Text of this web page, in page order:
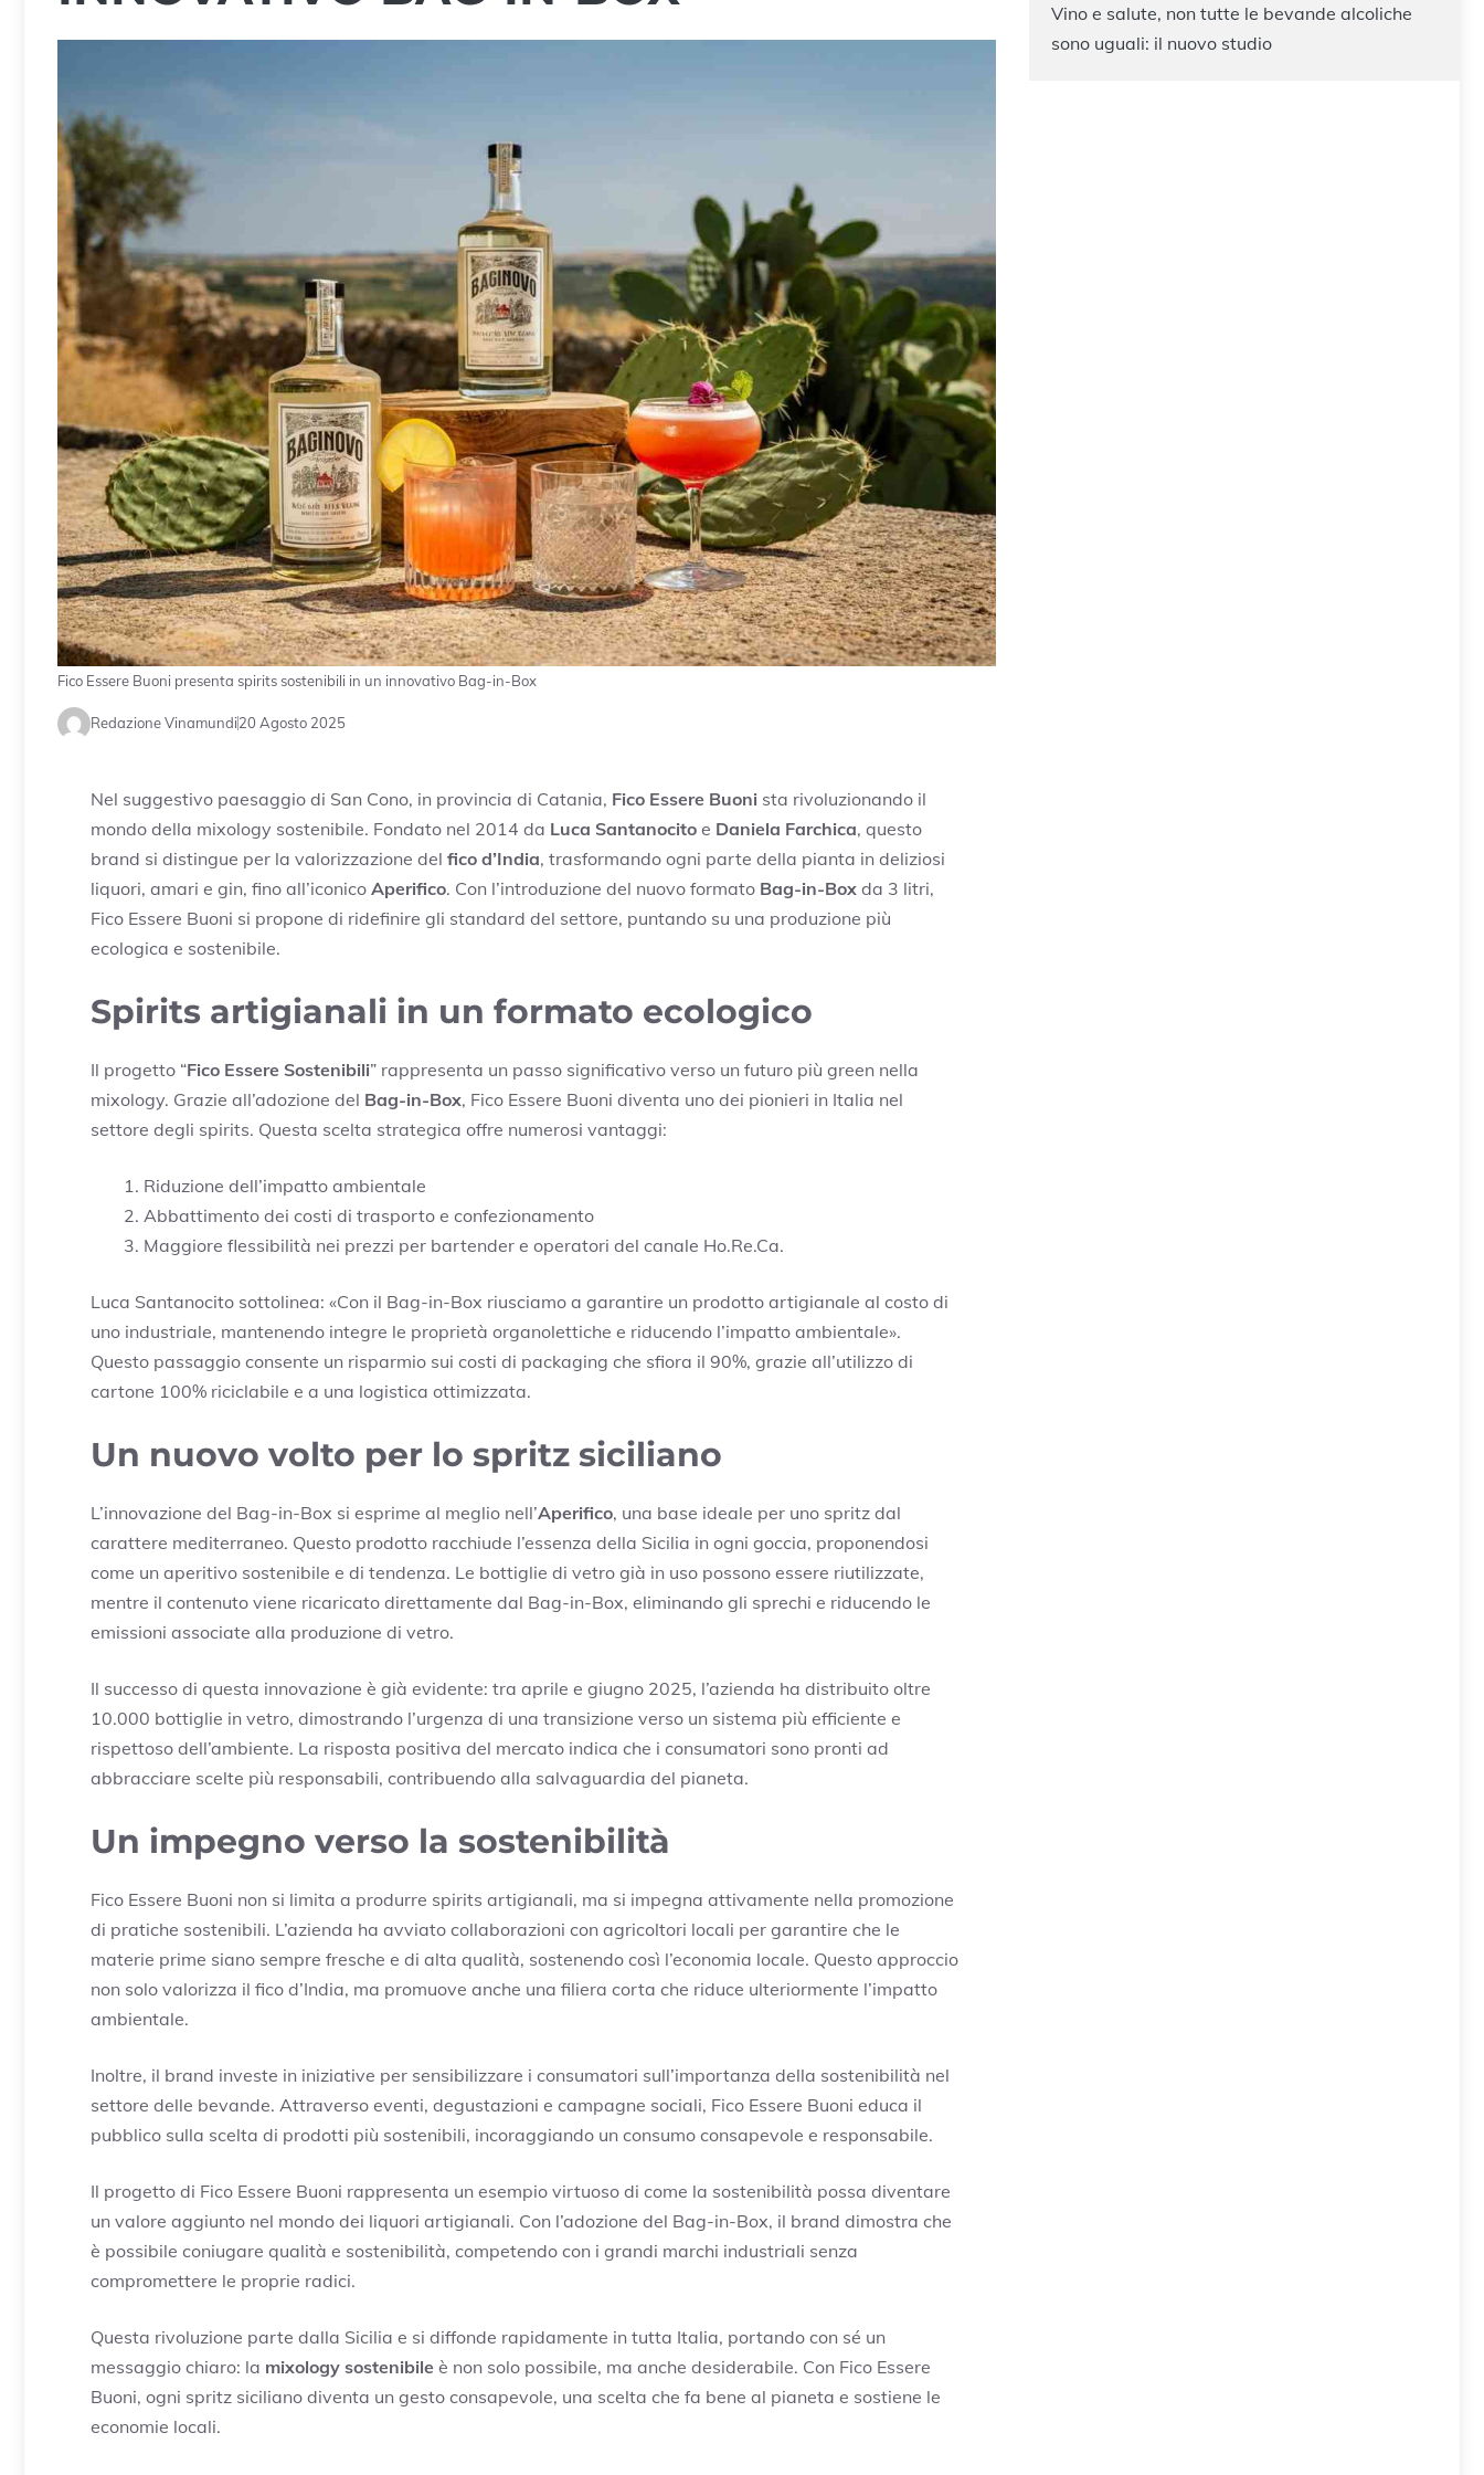
Fico Essere Buoni presenta spirits sostenibili in un innovativo Bag-in-Box
Redazione Vinamundi20 Agosto 2025
Nel suggestivo paesaggio di San Cono, in provincia di Catania, Fico Essere Buoni sta rivoluzionando il
mondo della mixology sostenibile. Fondato nel 2014 da Luca Santanocito e Daniela Farchica, questo
brand si distingue per la valorizzazione del fico d’India, trasformando ogni parte della pianta in deliziosi
liquori, amari e gin, fino all’iconico Aperifico. Con l’introduzione del nuovo formato Bag-in-Box da 3 litri,
Fico Essere Buoni si propone di ridefinire gli standard del settore, puntando su una produzione più
ecologica e sostenibile.
Spirits artigianali in un formato ecologico
Il progetto “Fico Essere Sostenibili” rappresenta un passo significativo verso un futuro più green nella
mixology. Grazie all’adozione del Bag-in-Box, Fico Essere Buoni diventa uno dei pionieri in Italia nel
settore degli spirits. Questa scelta strategica offre numerosi vantaggi:
Riduzione dell’impatto ambientale
Abbattimento dei costi di trasporto e confezionamento
Maggiore flessibilità nei prezzi per bartender e operatori del canale Ho.Re.Ca.
Luca Santanocito sottolinea: «Con il Bag-in-Box riusciamo a garantire un prodotto artigianale al costo di
uno industriale, mantenendo integre le proprietà organolettiche e riducendo l’impatto ambientale».
Questo passaggio consente un risparmio sui costi di packaging che sfiora il 90%, grazie all’utilizzo di
cartone 100% riciclabile e a una logistica ottimizzata.
Un nuovo volto per lo spritz siciliano
L’innovazione del Bag-in-Box si esprime al meglio nell’Aperifico, una base ideale per uno spritz dal
carattere mediterraneo. Questo prodotto racchiude l’essenza della Sicilia in ogni goccia, proponendosi
come un aperitivo sostenibile e di tendenza. Le bottiglie di vetro già in uso possono essere riutilizzate,
mentre il contenuto viene ricaricato direttamente dal Bag-in-Box, eliminando gli sprechi e riducendo le
emissioni associate alla produzione di vetro.
Il successo di questa innovazione è già evidente: tra aprile e giugno 2025, l’azienda ha distribuito oltre
10.000 bottiglie in vetro, dimostrando l’urgenza di una transizione verso un sistema più efficiente e
rispettoso dell’ambiente. La risposta positiva del mercato indica che i consumatori sono pronti ad
abbracciare scelte più responsabili, contribuendo alla salvaguardia del pianeta.
Un impegno verso la sostenibilità
Fico Essere Buoni non si limita a produrre spirits artigianali, ma si impegna attivamente nella promozione
di pratiche sostenibili. L’azienda ha avviato collaborazioni con agricoltori locali per garantire che le
materie prime siano sempre fresche e di alta qualità, sostenendo così l’economia locale. Questo approccio
non solo valorizza il fico d’India, ma promuove anche una filiera corta che riduce ulteriormente l’impatto
ambientale.
Inoltre, il brand investe in iniziative per sensibilizzare i consumatori sull’importanza della sostenibilità nel
settore delle bevande. Attraverso eventi, degustazioni e campagne sociali, Fico Essere Buoni educa il
pubblico sulla scelta di prodotti più sostenibili, incoraggiando un consumo consapevole e responsabile.
Il progetto di Fico Essere Buoni rappresenta un esempio virtuoso di come la sostenibilità possa diventare
un valore aggiunto nel mondo dei liquori artigianali. Con l’adozione del Bag-in-Box, il brand dimostra che
è possibile coniugare qualità e sostenibilità, competendo con i grandi marchi industriali senza
compromettere le proprie radici.
Questa rivoluzione parte dalla Sicilia e si diffonde rapidamente in tutta Italia, portando con sé un
messaggio chiaro: la mixology sostenibile è non solo possibile, ma anche desiderabile. Con Fico Essere
Buoni, ogni spritz siciliano diventa un gesto consapevole, una scelta che fa bene al pianeta e sostiene le
economie locali.
Vino e salute, non tutte le bevande alcoliche
sono uguali: il nuovo studio